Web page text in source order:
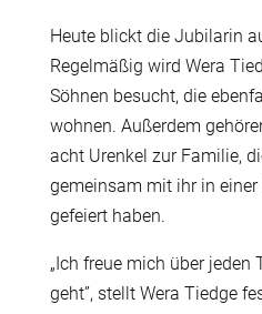
Heute blickt die Jubilarin
Regelmäßig wird Wera
Söhnen besucht, die
wohnen. Außerdem
acht Urenkel zur Familie,
gemeinsam mit ihr in
gefeiert haben.
„Ich freue mich über jeden
geht”, stellt Wera Tiedge